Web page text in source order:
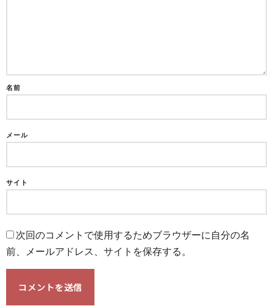
名前
メール
サイト
次回のコメントで使用するためブラウザーに自分の名
前、メールアドレス、サイトを保存する。